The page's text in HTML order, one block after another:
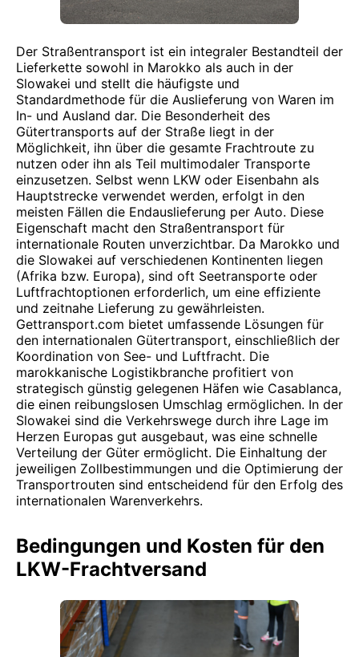
Der Straßentransport ist ein integraler Bestandteil der
Lieferkette sowohl in Marokko als auch in der
Slowakei und stellt die häufigste und
Standardmethode für die Auslieferung von Waren im
In- und Ausland dar. Die Besonderheit des
Gütertransports auf der Straße liegt in der
Möglichkeit, ihn über die gesamte Frachtroute zu
nutzen oder ihn als Teil multimodaler Transporte
einzusetzen. Selbst wenn LKW oder Eisenbahn als
Hauptstrecke verwendet werden, erfolgt in den
meisten Fällen die Endauslieferung per Auto. Diese
Eigenschaft macht den Straßentransport für
internationale Routen unverzichtbar. Da Marokko und
die Slowakei auf verschiedenen Kontinenten liegen
(Afrika bzw. Europa), sind oft Seetransporte oder
Luftfrachtoptionen erforderlich, um eine effiziente
und zeitnahe Lieferung zu gewährleisten.
Gettransport.com bietet umfassende Lösungen für
den internationalen Gütertransport, einschließlich der
Koordination von See- und Luftfracht. Die
marokkanische Logistikbranche profitiert von
strategisch günstig gelegenen Häfen wie Casablanca,
die einen reibungslosen Umschlag ermöglichen. In der
Slowakei sind die Verkehrswege durch ihre Lage im
Herzen Europas gut ausgebaut, was eine schnelle
Verteilung der Güter ermöglicht. Die Einhaltung der
jeweiligen Zollbestimmungen und die Optimierung der
Transportrouten sind entscheidend für den Erfolg des
internationalen Warenverkehrs.
Bedingungen und Kosten für den
LKW-Frachtversand